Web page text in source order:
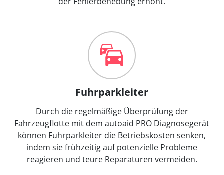
Fuhrparkleiter
Durch die regelmäßige Überprüfung der
Fahrzeugflotte mit dem autoaid PRO Diagnosegerät
können Fuhrparkleiter die Betriebskosten senken,
indem sie frühzeitig auf potenzielle Probleme
reagieren und teure Reparaturen vermeiden.